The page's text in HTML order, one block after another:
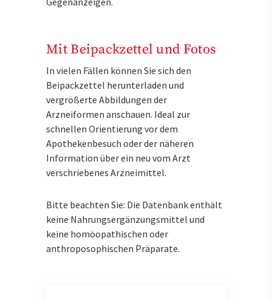
Mit Beipackzettel und Fotos
In vielen Fällen können Sie sich den
Beipackzettel herunterladen und
vergrößerte Abbildungen der
Arzneiformen anschauen. Ideal zur
schnellen Orientierung vor dem
Apothekenbesuch oder der näheren
Information über ein neu vom Arzt
verschriebenes Arzneimittel.
Bitte beachten Sie: Die Datenbank enthält
keine Nahrungsergänzungsmittel und
keine homöopathischen oder
anthroposophischen Präparate.